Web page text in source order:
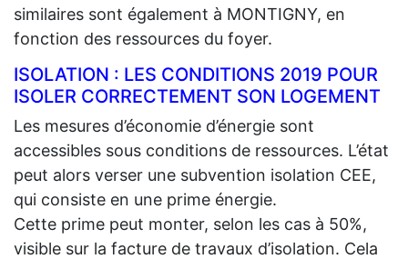
similaires sont également à MONTIGNY, en
fonction des ressources du foyer.
ISOLATION : LES CONDITIONS 2019 POUR
ISOLER CORRECTEMENT SON LOGEMENT
Les mesures d’économie d’énergie sont
accessibles sous conditions de ressources. L’état
peut alors verser une subvention isolation CEE,
qui consiste en une prime énergie.
Cette prime peut monter, selon les cas à 50%,
visible sur la facture de travaux d’isolation. Cela